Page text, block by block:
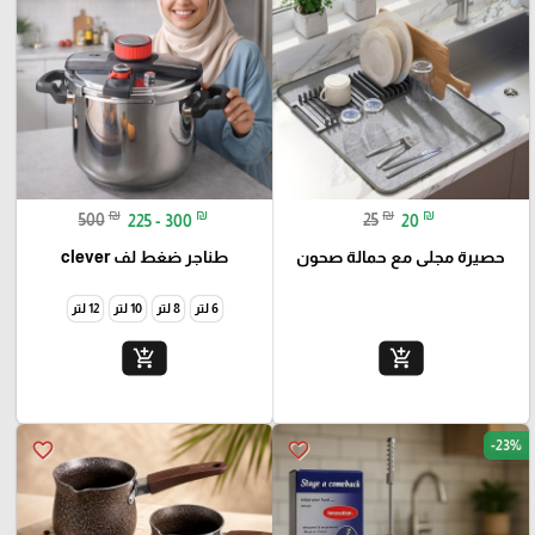
25 ₪ 20 ₪
حصيرة مجلى مع حمالة صحون
add_shopping_cart
500 ₪ 225 - 300 ₪
طناجر ضغط لف clever
6 لتر 8 لتر 10 لتر 12 لتر
add_shopping_cart
favorite_border -23%
favorite_border